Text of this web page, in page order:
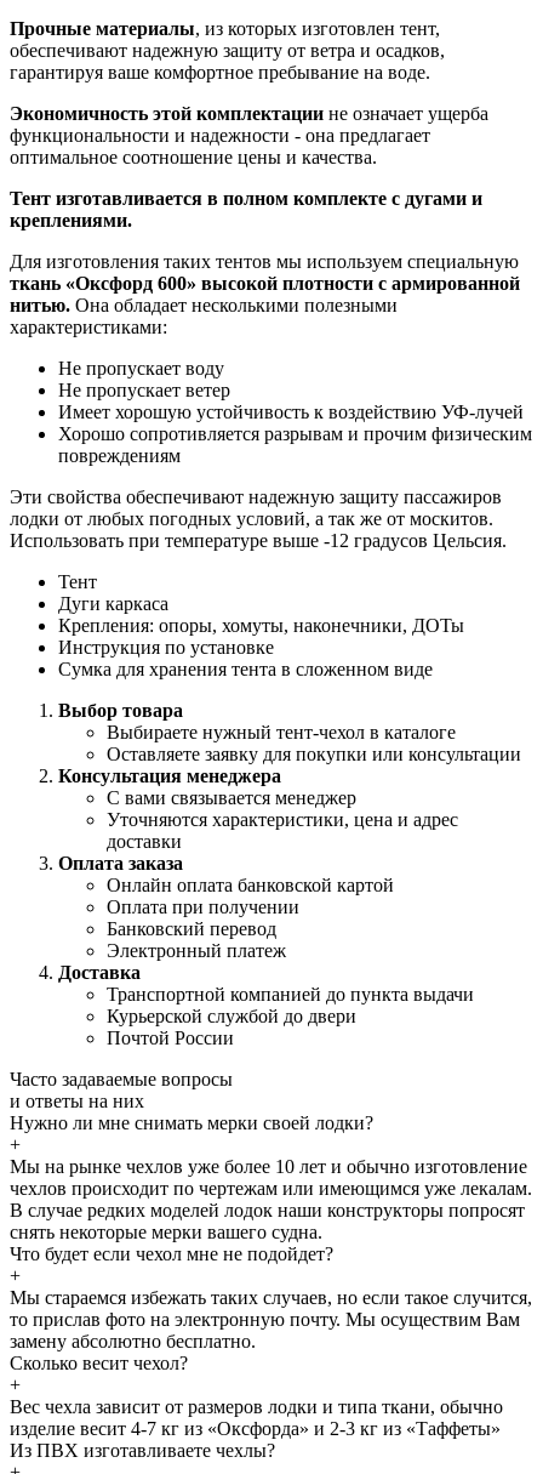
Прочные материалы, из которых изготовлен тент,
обеспечивают надежную защиту от ветра и осадков,
гарантируя ваше комфортное пребывание на воде.
Экономичность этой комплектации не означает ущерба
функциональности и надежности - она предлагает
оптимальное соотношение цены и качества.
Тент изготавливается в полном комплекте с дугами и
креплениями.
Для изготовления таких тентов мы используем специальную
ткань «Оксфорд 600» высокой плотности с армированной
нитью. Она обладает несколькими полезными
характеристиками:
Не пропускает воду
Не пропускает ветер
Имеет хорошую устойчивость к воздействию УФ-лучей
Хорошо сопротивляется разрывам и прочим физическим
повреждениям
Эти свойства обеспечивают надежную защиту пассажиров
лодки от любых погодных условий, а так же от москитов.
Использовать при температуре выше -12 градусов Цельсия.
Тент
Дуги каркаса
Крепления: опоры, хомуты, наконечники, ДОТы
Инструкция по установке
Сумка для хранения тента в сложенном виде
Выбор товара
Выбираете нужный тент-чехол в каталоге
Оставляете заявку для покупки или консультации
Консультация менеджера
С вами связывается менеджер
Уточняются характеристики, цена и адрес
доставки
Оплата заказа
Онлайн оплата банковской картой
Оплата при получении
Банковский перевод
Электронный платеж
Доставка
Транспортной компанией до пункта выдачи
Курьерской службой до двери
Почтой России
Часто задаваемые вопросы
и ответы на них
Нужно ли мне снимать мерки своей лодки?
+
Мы на рынке чехлов уже более 10 лет и обычно изготовление
чехлов происходит по чертежам или имеющимся уже лекалам.
В случае редких моделей лодок наши конструкторы попросят
снять некоторые мерки вашего судна.
Что будет если чехол мне не подойдет?
+
Мы стараемся избежать таких случаев, но если такое случится,
то прислав фото на электронную почту. Мы осуществим Вам
замену абсолютно бесплатно.
Сколько весит чехол?
+
Вес чехла зависит от размеров лодки и типа ткани, обычно
изделие весит 4-7 кг из «Оксфорда» и 2-3 кг из «Таффеты»
Из ПВХ изготавливаете чехлы?